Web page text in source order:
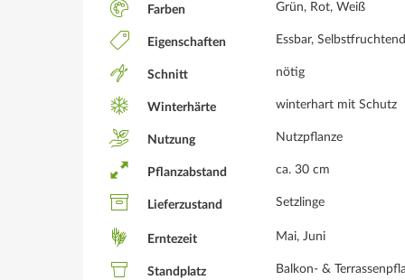
Farben Grün, Rot, Weiß
Eigenschaften Essbar, Selbstfruchtend
Schnitt nötig
Winterhärte winterhart mit Schutz
Nutzung Nutzpflanze
Pflanzabstand ca. 30 cm
Lieferzustand Setzlinge
Erntezeit Mai, Juni
Standplatz Balkon- &